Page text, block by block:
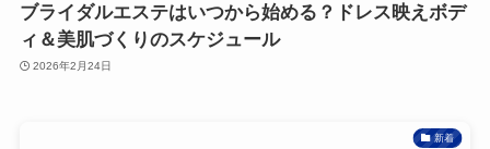
ブライダルエステはいつから始める？ドレス映えボデ
ィ＆美肌づくりのスケジュール
2026年2月24日
新着